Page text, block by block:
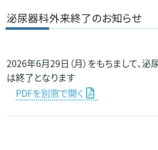
泌尿器科外来終了のお知らせ
2026年6月29日（月）をもちまして、
は終了となります
PDFを別窓で開く